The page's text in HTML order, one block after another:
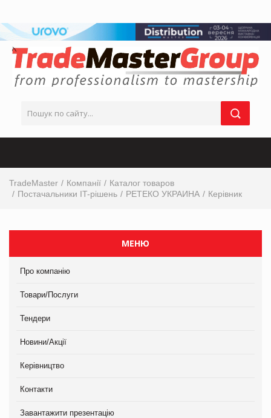
TradeMaster Компанії
Каталог товаров
Постачальники IT-рішень
РЕТЕКО УКРАИНА Керівник
МЕНЮ
Про компанію
Товари/Послуги
Тендери
Новини/Акції
Керівництво
Контакти
Завантажити презентацію